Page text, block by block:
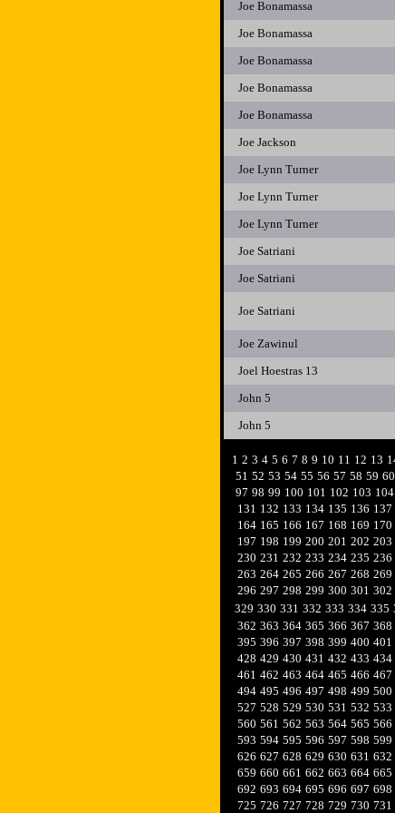
Joe Bonamassa
Joe Bonamassa
Joe Bonamassa
Joe Bonamassa
Joe Bonamassa
Joe Jackson
Joe Lynn Turner
Joe Lynn Turner
Joe Lynn Turner
Joe Satriani
Joe Satriani
Joe Satriani
Joe Zawinul
Joel Hoestras 13
John 5
John 5
1 2 3 4 5 6 7 8 9 10 11 12 13
51 52 53 54 55 56 57 58 59 60
97 98 99 100 101 102 103 104
131 132 133 134 135 136 137
164 165 166 167 168 169 170
197 198 199 200 201 202 203
230 231 232 233 234 235 236
263 264 265 266 267 268 269
296 297 298 299 300 301 302
329 330 331 332 333 334 335
362 363 364 365 366 367 368
395 396 397 398 399 400 401
428 429 430 431 432 433 434
461 462 463 464 465 466 467
494 495 496 497 498 499 500
527 528 529 530 531 532 533
560 561 562 563 564 565 566
593 594 595 596 597 598 599
626 627 628 629 630 631 632
659 660 661 662 663 664 665
692 693 694 695 696 697 698
725 726 727 728 729 730 731